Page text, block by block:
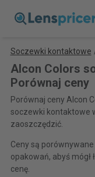
Soczewki kontaktowe
Alcon Colors
Porównaj ceny
Porównaj ceny Alcon
soczewki kontaktowe
zaoszczędzić.
Ceny są
opakowań, abyś
cenę.